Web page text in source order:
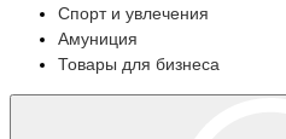
Спорт и увлечения
Амуниция
Товары для бизнеса